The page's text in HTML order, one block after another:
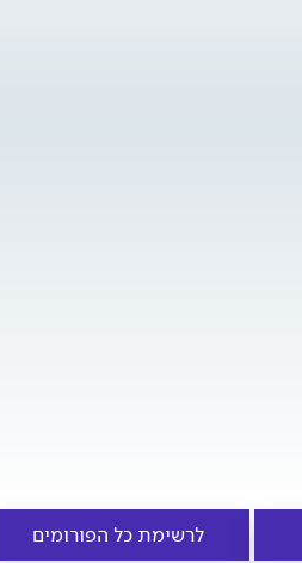
לרשימת כל הפורומים